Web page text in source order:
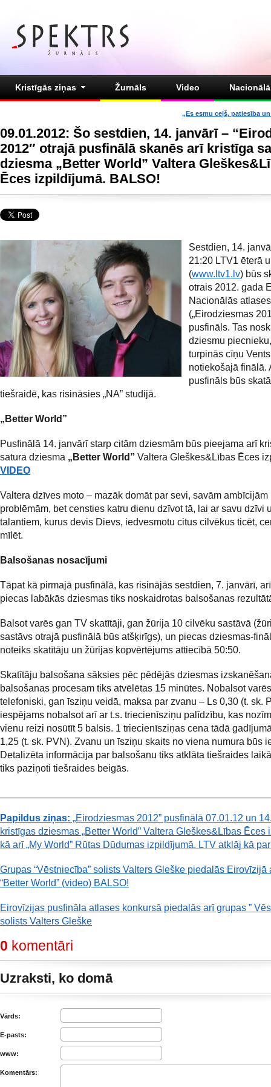
Kristīgās ziņas Žurnāls Video
„Es esmu ceļš, patiesība
09.01.2012: Šo sestdien, 14. janvārī –
2012″ otrajā pusfinālā skanēs arī kristīga
dziesma „Better World” Valtera
Ēces izpildījumā. BALSO!
Sestdien, 14.
21:20 LTV1 ēterā
(www.ltv1.lv) būs
otrais 2012. gada
Nacionālās atlases
(„Eirodziesmas
pusfināls. Tas
dziesmu
turpinās cīņu
notiekošajā finālā.
pusfināls būs
tiešraidē, kas risināsies „NA” studijā.
„Better World”
Pusfinālā 14. janvārī starp citām dziesmām būs pieejama arī
satura dziesma „Better World” Valtera Gleškes&Lības Ēces
VIDEO
Valtera dzīves moto – mazāk domāt par sevi, savām ambīcijām
problēmām, bet censties katru dienu dzīvot tā, lai ar savu dzīvi
talantiem, kurus devis Dievs, iedvesmotu citus cilvēkus ticēt,
mīlēt.
Balsošanas nosacījumi
Tāpat kā pirmajā pusfinālā, kas risinājās sestdien, 7. janvārī,
piecas labākās dziesmas tiks noskaidrotas balsošanas
Balsot varēs gan TV skatītāji, gan žūrija 10 cilvēku sastāvā
sastāvs otrajā pusfinālā būs atšķirīgs), un piecas dziesmas-
noteiks skatītāju un žūrijas kopvērtējums attiecībā 50:50.
Skatītāju balsošana sāksies pēc pēdējās dziesmas
balsošanas procesam tiks atvēlētas 15 minūtes. Nobalsot
telefoniski, gan īsziņu veidā, maksa par zvanu – Ls 0,30 (t. sk.
iespējams nobalsot arī ar t.s. triecienīsziņu palīdzību, kas
vienu reizi nosūtīt 5 balsis. 1 triecienīsziņas cena tādā
1,25 (t. sk. PVN). Zvanu un īsziņu skaits no viena numura būs
Detalizēta informācija par balsošanu tiks atklāta tiešraides
tiks paziņoti tiešraides beigās.
Papildus ziņas: „Eirodziesmas 2012” pusfinālā 07.01.12 un
kristīgas dziesmas „Better World” Valtera Gleškes&Lības Ēces
kā arī „My World” Rūtas Dūdumas izpildījumā. LTV atklāj kā
Grupas “Vēstniecība” solists Valters Gleške piedalās Eirovīzijā
“Better World” (video) BALSO!
Eirovīzijas pusfināla atlases konkursā piedalās arī grupas ”
solists Valters Gleške
0 komentāri
Uzraksti, ko domā
Vārds:
E-pasts:
www:
Komentārs: